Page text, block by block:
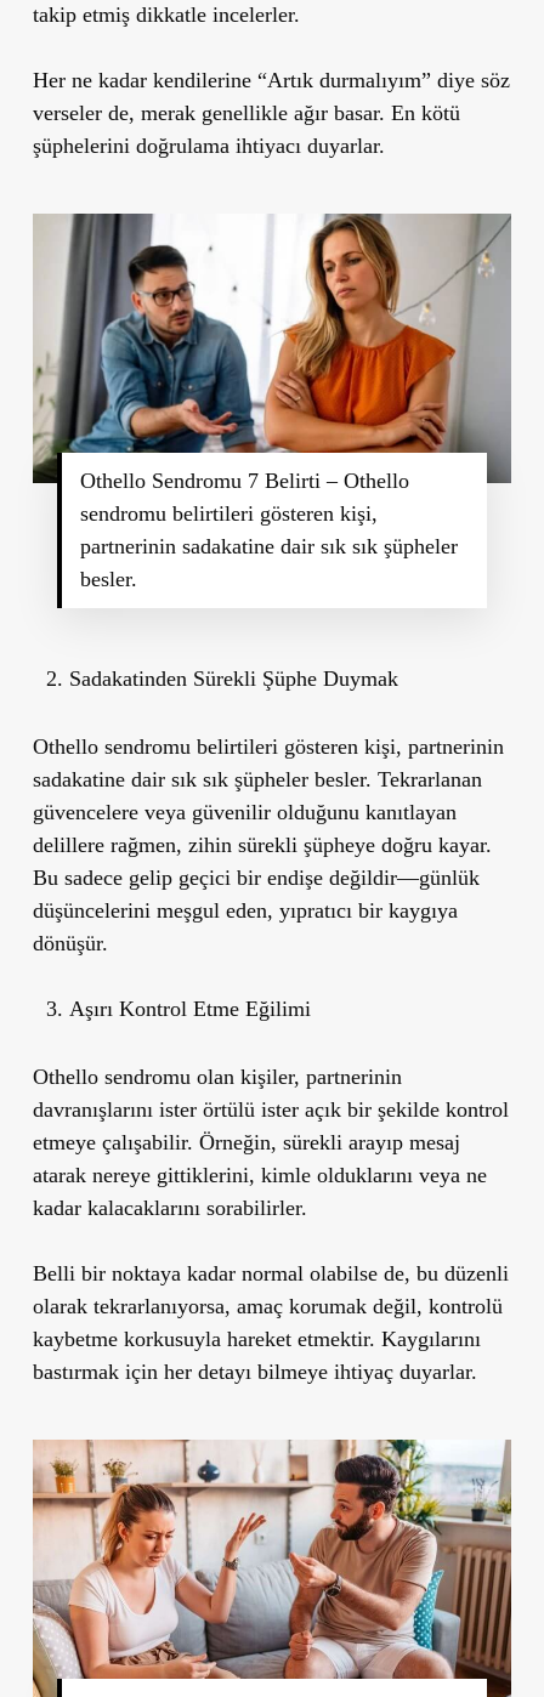
takip etmiş dikkatle incelerler.
Her ne kadar kendilerine “Artık durmalıyım” diye söz
verseler de, merak genellikle ağır basar. En kötü
şüphelerini doğrulama ihtiyacı duyarlar.
Othello Sendromu 7 Belirti – Othello
sendromu belirtileri gösteren kişi,
partnerinin sadakatine dair sık sık şüpheler
besler.
Sadakatinden Sürekli Şüphe Duymak
Othello sendromu belirtileri gösteren kişi, partnerinin
sadakatine dair sık sık şüpheler besler. Tekrarlanan
güvencelere veya güvenilir olduğunu kanıtlayan
delillere rağmen, zihin sürekli şüpheye doğru kayar.
Bu sadece gelip geçici bir endişe değildir—günlük
düşüncelerini meşgul eden, yıpratıcı bir kaygıya
dönüşür.
Aşırı Kontrol Etme Eğilimi
Othello sendromu olan kişiler, partnerinin
davranışlarını ister örtülü ister açık bir şekilde kontrol
etmeye çalışabilir. Örneğin, sürekli arayıp mesaj
atarak nereye gittiklerini, kimle olduklarını veya ne
kadar kalacaklarını sorabilirler.
Belli bir noktaya kadar normal olabilse de, bu düzenli
olarak tekrarlanıyorsa, amaç korumak değil, kontrolü
kaybetme korkusuyla hareket etmektir. Kaygılarını
bastırmak için her detayı bilmeye ihtiyaç duyarlar.